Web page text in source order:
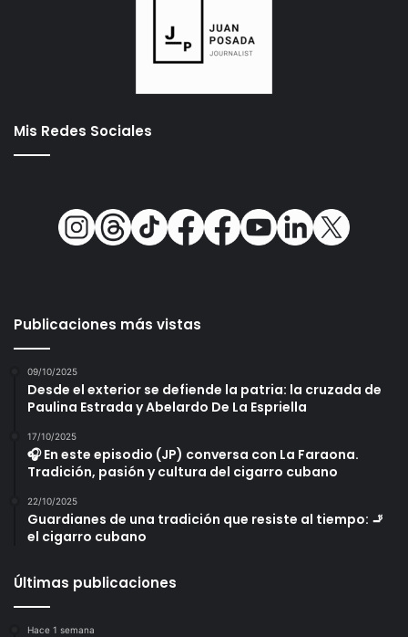
Mis Redes Sociales
Publicaciones más vistas
09/10/2025
Desde el exterior se defiende la patria: la cruzada de
Paulina Estrada y Abelardo De La Espriella
17/10/2025
🎧 En este episodio (JP) conversa con La Faraona.
Tradición, pasión y cultura del cigarro cubano
22/10/2025
Guardianes de una tradición que resiste al tiempo: 🚬
el cigarro cubano
Últimas publicaciones
Hace 1 semana